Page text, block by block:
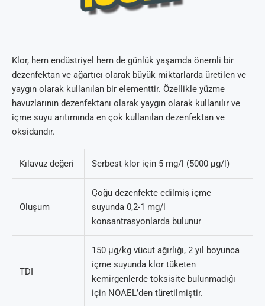
Klor, hem endüstriyel hem de günlük yaşamda önemli bir
dezenfektan ve ağartıcı olarak büyük miktarlarda üretilen ve
yaygın olarak kullanılan bir elementtir. Özellikle yüzme
havuzlarının dezenfektanı olarak yaygın olarak kullanılır ve
içme suyu arıtımında en çok kullanılan dezenfektan ve
oksidandır.
Kılavuz değeri Serbest klor için 5 mg/l (5000 µg/l)
Oluşum
Çoğu dezenfekte edilmiş içme
suyunda 0,2-1 mg/l
konsantrasyonlarda bulunur
TDI
150 µg/kg vücut ağırlığı, 2 yıl boyunca
içme suyunda klor tüketen
kemirgenlerde toksisite bulunmadığı
için NOAEL’den türetilmiştir.